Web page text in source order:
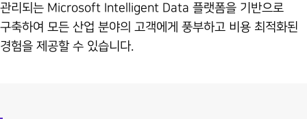
관리되는 Microsoft Intelligent Data 플랫폼을 기반으로
구축하여 모든 산업 분야의 고객에게 풍부하고 비용 최적화된
경험을 제공할 수 있습니다.